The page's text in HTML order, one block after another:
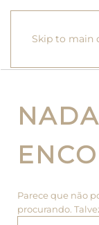
Skip to main
NADA
Parece que não
procurando.